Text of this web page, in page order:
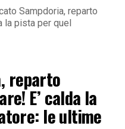
Sampdoria, reparto
la pista per quel
reparto
E’ calda la
le ultime